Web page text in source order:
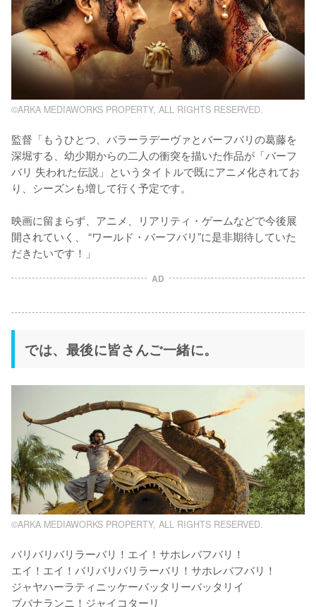
©ARKA MEDIAWORKS PROPERTY, ALL RIGHTS RESERVED.
監督「もうひとつ、バラーラデーヴァとバーフバリの葛藤を
深堀する、幼少期からの二人の衝突を描いた作品が「バーフ
バリ 失われた伝説」というタイトルで既にアニメ化されてお
り、シーズンも増して行く予定です。
映画に留まらず、アニメ、リアリティ・ゲームなどで今後展
開されていく、 “ワールド・バーフバリ”に是非期待していた
AD
では、最後に皆さんご一緒に。
©ARKA MEDIAWORKS PROPERTY, ALL RIGHTS RESERVED.
バリバリバリラーバリ！エイ！サホレバフバリ！
エイ！エイ！バリバリバリラーバリ！サホレバフバリ！
ジャヤハーラティニッケーバッタリーバッタリイ
ブバナランニ！ジャイコターリ